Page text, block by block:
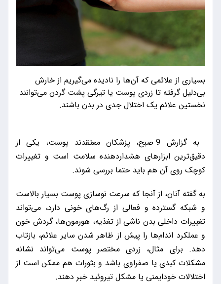
بسیاری از علائمی که آن‌ها را نادیده می‌گیریم از خارش
بی‌دلیل گرفته تا زردی پوست یا تیرگی پشت گردن می‌توانند
نخستین علائم یک اختلال جدی در بدن باشند.
به گزارش 9 صبح، پزشکان معتقدند پوست، یکی از
دقیق‌ترین ابزارهای هشداردهنده سلامت است و تغییرات
کوچک روی آن هم باید حتما بررسی شوند.
به گفته آنان، از آنجا که سرعت نوسازی پوست بسیار بالاست
و شبکه گسترده و فعالی از رگ‌های خونی دارد، می‌تواند
تغییرات داخلی بدن ناشی از تغذیه، هورمون‌ها، گردش خون
و عملکرد اندام‌ها را پیش از ظاهر شدن سایر علائم، بازتاب
دهد. برای مثال، زردی مختصر پوست می‌تواند نشانه
مشکلات کبدی یا صفراوی باشد و بثورات هم ممکن است از
اختلالات خودایمنی یا مشکل تیروئید خبر دهند.